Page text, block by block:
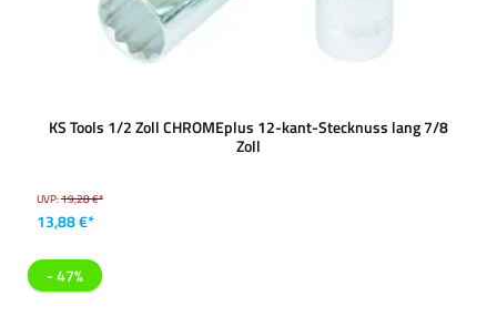
KS Tools 1/2 Zoll CHROMEplus 12-kant-Stecknuss lang 7/8
Zoll
UVP:19,28 €*
13,88 €*
- 47%